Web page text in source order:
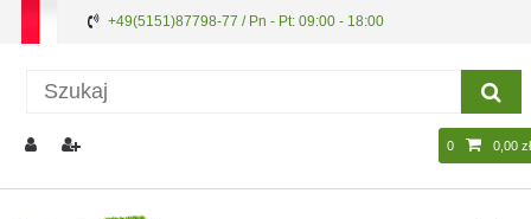
+49(5151)87798-77 / Pn - Pt: 09:00 - 18:00
0 0,00 zł